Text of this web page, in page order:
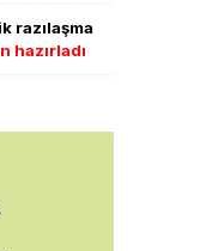
razılaşma
hazırladı